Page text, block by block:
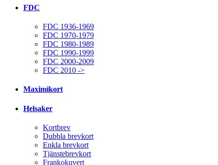
FDC
FDC 1936-1969
FDC 1970-1979
FDC 1980-1989
FDC 1990-1999
FDC 2000-2009
FDC 2010 ->
Maximikort
Helsaker
Kortbrev
Dubbla brevkort
Enkla brevkort
Tjänstebrevkort
Frankokuvert